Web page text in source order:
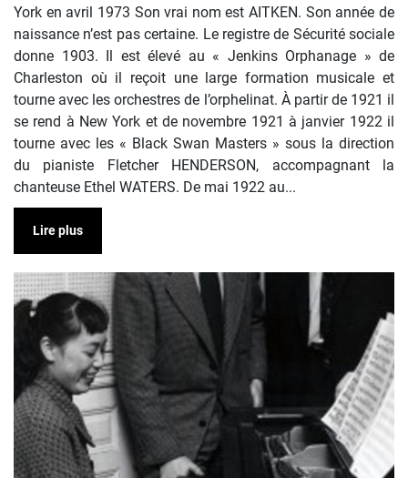
York en avril 1973 Son vrai nom est AITKEN. Son année de
naissance n’est pas certaine. Le registre de Sécurité sociale
donne 1903. Il est élevé au « Jenkins Orphanage » de
Charleston où il reçoit une large formation musicale et
tourne avec les orchestres de l’orphelinat. À partir de 1921 il
se rend à New York et de novembre 1921 à janvier 1922 il
tourne avec les « Black Swan Masters » sous la direction
du pianiste Fletcher HENDERSON, accompagnant la
chanteuse Ethel WATERS. De mai 1922 au...
Lire plus